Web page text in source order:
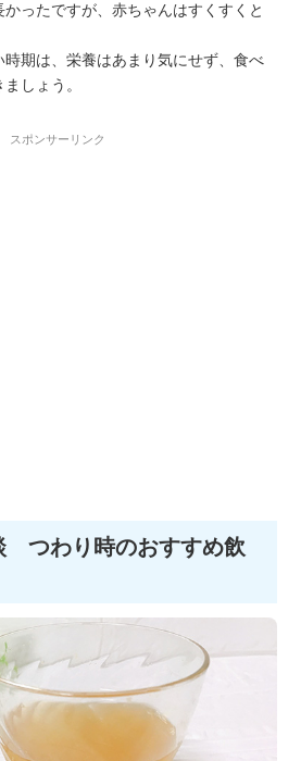
ったですが、赤ちゃんはすくすくと
期は、栄養はあまり気にせず、食べ
しょう。
スポンサーリンク
つわり時のおすすめ飲